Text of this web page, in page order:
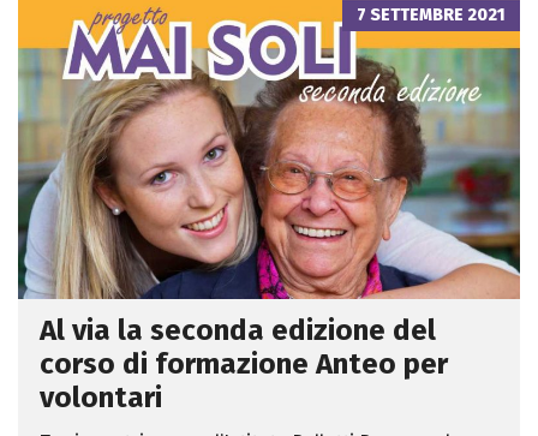
7 SETTEMBRE 2021
Al via la seconda edizione del
corso di formazione Anteo per
volontari